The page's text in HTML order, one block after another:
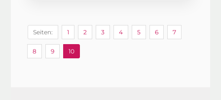
Seiten: 1 2 3 4 5 6 7
8 9 10